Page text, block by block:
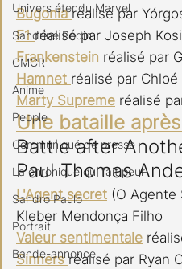
Univers étendu Marvel
Sandrine Bodin
CMCR
Anime
People
Communiqué de presse
La chronique qui fait peur
Sandro Paulo
Portrait
Bande-annonce
Bugonia réalisé par
F1 réalisé par Joseph
Frankenstein réalisé par
Hamnet réalisé par Chloé
Marty Supreme réalisé
Une bataille
Battle after
Paul Thomas
L'Agent secret (O Agente
Kleber Mendonça Filho
Valeur sentimentale
Sinners réalisé par Ryan